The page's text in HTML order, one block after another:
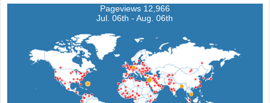
12,966 Pageviews
Jul. 06th - Aug. 06th